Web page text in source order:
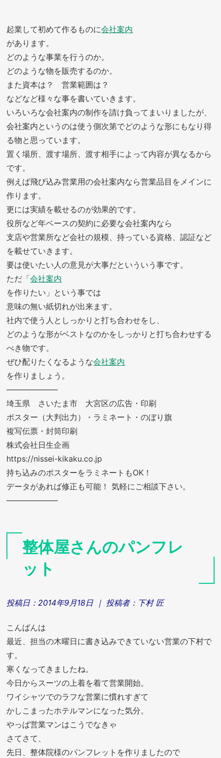
起業して初めて作るものに会社案内
があります。
どのような事業を行うのか。
どのような物を販売するのか。
また資本は？ 営業範囲は？
などなど様々な事を書いていきます。
いろいろな会社案内の制作を請け負ってまいりましたが、
会社案内というのは使う側次第でどのような形にもなり得
る物と思っています。
置く場所、渡す場所、渡す相手によって内容が異なるから
です。
例えば飛び込み営業用の会社案内なら営業品目をメインに
作ります。
更には実績を載せるのが効果的です。
役所など年ベースの契約に必要な会社案内なら
支店や営業所など会社の規模、持っている資格、認証など
を載せていきます。
要は使いたい人の意見が大事だといういう事です。
ただ「会社案内
を作りたい」という事では
意味の無い紙切れが出来ます。
社内で使う人としっかりと打ち合わせをし、
どのような形がベストなのかをしっかりと打ち合わせする
べき物です。
ぜひ配りたくなるような会社案内
を作りましょう。
——————–
埼玉県 さいたま市 大宮区の広告・印刷
ポスター（大判出力）・ラミネート・のぼり旗
複写伝票・封筒印刷
株式会社日生企画
https://nissei-kikaku.co.jp
持ち込みのポスターをラミネートもOK！
データがあれば修正も可能！ 気軽にご相談下さい。
——————–
整体屋さんのパンフレ
ット
投稿日：2014年9月18日 ｜ 投稿者： 下村 匠
こんばんは
最近、担当の木曜日に書き込みできていない営業の下村で
す。
寒くなってきましたね。
今日からスーツの上着を着て営業開始。
ワイシャツでのラフな営業に慣れすぎて
かしこまったホテルマンになった気分。
やっぱ営業マンはこうでなきゃ
さてさて、
先日、整体院様のパンフレットを作りましたので